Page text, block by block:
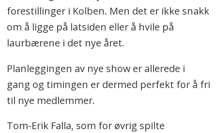
forestillinger i Kolben. Men det er ikke snakk
om å ligge på latsiden eller å hvile på
laurbærene i det nye året.
Planleggingen av nye show er allerede i
gang og timingen er dermed perfekt for å fri
til nye medlemmer.
Tom-Erik Falla, som for øvrig spilte